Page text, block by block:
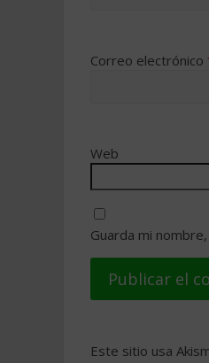
Correo electrónico
Web
Guarda mi
Este sitio usa